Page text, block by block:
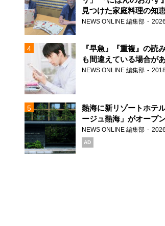
見つけた家庭料理の知
NEWS ONLINE 編集部
『早急』『重複』の
も間違えている場合が
NEWS ONLINE 編集部
熱海に新リゾートホテ
ージュ熱海」がオープン
NEWS ONLINE 編集部
AD